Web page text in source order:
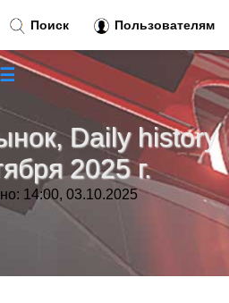
Daily history
2025 г.
14:00, 03.10.2025
Поиск Пользователям
☰